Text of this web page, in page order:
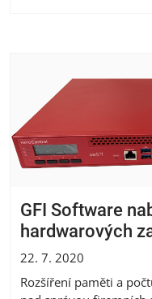
GFI Software
hardwarových
22. 7. 2020
Rozšíření paměti a